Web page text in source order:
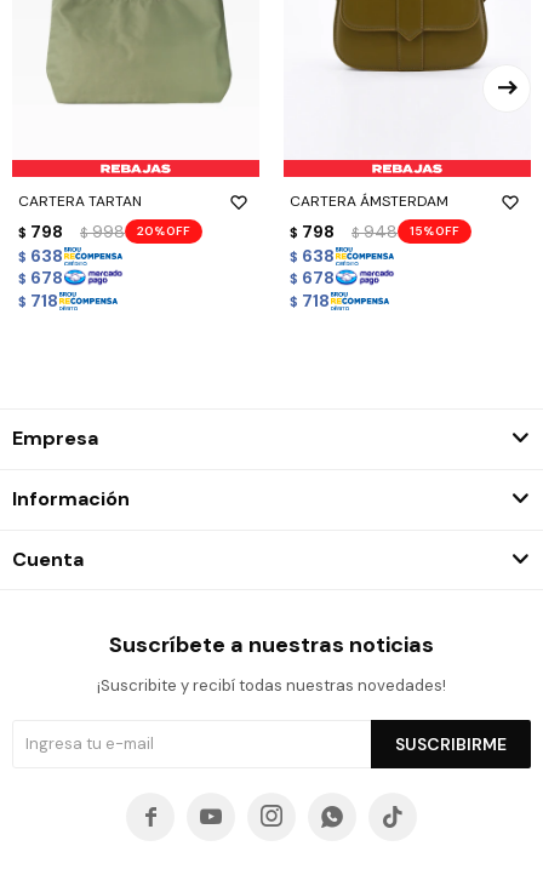
CARTERA TARTAN
$ 798 $ 998 20
$ 638
$ 678
$ 718
CARTERA ÁMSTERDAM
$ 798 $ 948 15
$ 638
$ 678
$ 718
Empresa
Información
Cuenta
Suscríbete a nuestras noticias
¡Suscribite y recibí todas nuestras novedades!
SUSCRIBIRME
    